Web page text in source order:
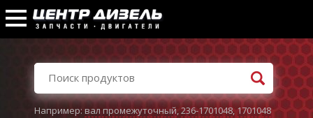
Например:вал промежуточный,236-1701048,1701048